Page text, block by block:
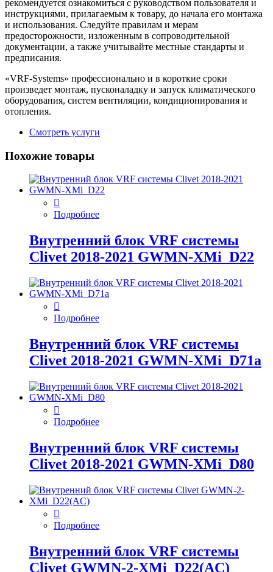
рекомендуется ознакомиться с руководством пользователя и
инструкциями, прилагаемым к товару, до начала его монтажа
и использования. Следуйте правилам и мерам
предосторожности, изложенным в сопроводительной
документации, а также учитывайте местные стандарты и
предписания.
«VRF-Systems» профессионально и в короткие сроки
произведет монтаж, пусконаладку и запуск климатического
оборудования, систем вентиляции, кондиционирования и
отопления.
Смотреть услуги
Похожие товары
Подробнее
Внутренний блок VRF системы
Clivet 2018-2021 GWMN-XMi_D22
Подробнее
Внутренний блок VRF системы
Clivet 2018-2021 GWMN-XMi_D71а
Подробнее
Внутренний блок VRF системы
Clivet 2018-2021 GWMN-XMi_D80
Подробнее
Внутренний блок VRF системы
Clivet GWMN-2-XMi_D22(AC)